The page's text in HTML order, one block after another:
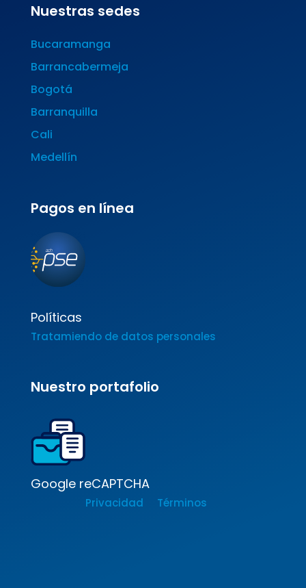
Nuestras sedes
Bucaramanga
Barrancabermeja
Bogotá
Barranquilla
Cali
Medellín
Pagos en línea
Políticas
Tratamiendo de datos personales
Nuestro portafolio
Google reCAPTCHA
Privacidad Términos